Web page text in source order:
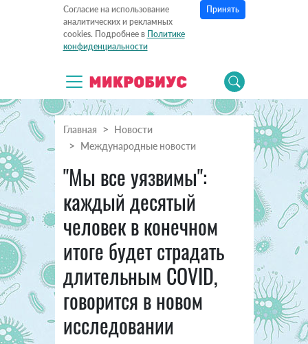
Согласие на использование
аналитических и рекламных
cookies. Подробнее в Политике
конфиденциальности
Принять
Главная
Новости
Международные новости
"Мы все уязвимы":
каждый десятый
человек в конечном
итоге будет страдать
длительным COVID,
говорится в новом
исследовании